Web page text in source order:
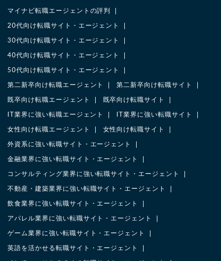
マイナビ転職エージェントの評判
20代向け転職サイト・エージェント
30代向け転職サイト・エージェント
40代向け転職サイト・エージェント
50代向け転職サイト・エージェント
第二新卒向け転職エージェント 第二新卒向け転職サイト
既卒向け転職エージェント 既卒向け転職サイト
IT業界に強い転職エージェント IT業界に強い転職サイト
女性向け転職エージェント 女性向け転職サイト
外資系に強い転職サイト・エージェント
金融業界に強い転職サイト・エージェント
コンサルティング業界に強い転職サイト・エージェント
不動産・建築業界に強い転職サイト・エージェント
飲食業界に強い転職サイト・エージェント
アパレル業界に強い転職サイト・エージェント
ゲーム業界に強い転職サイト・エージェント
英語を活かせる転職サイト・エージェント